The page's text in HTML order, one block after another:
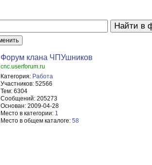
Форум клана ЧПУшников
cnc.userforum.ru
Категория: Работа
Участников: 52566
Тем: 6304
Сообщений: 205273
Основан: 2009-04-28
Место в категории: 1
Место в общем каталоге: 58